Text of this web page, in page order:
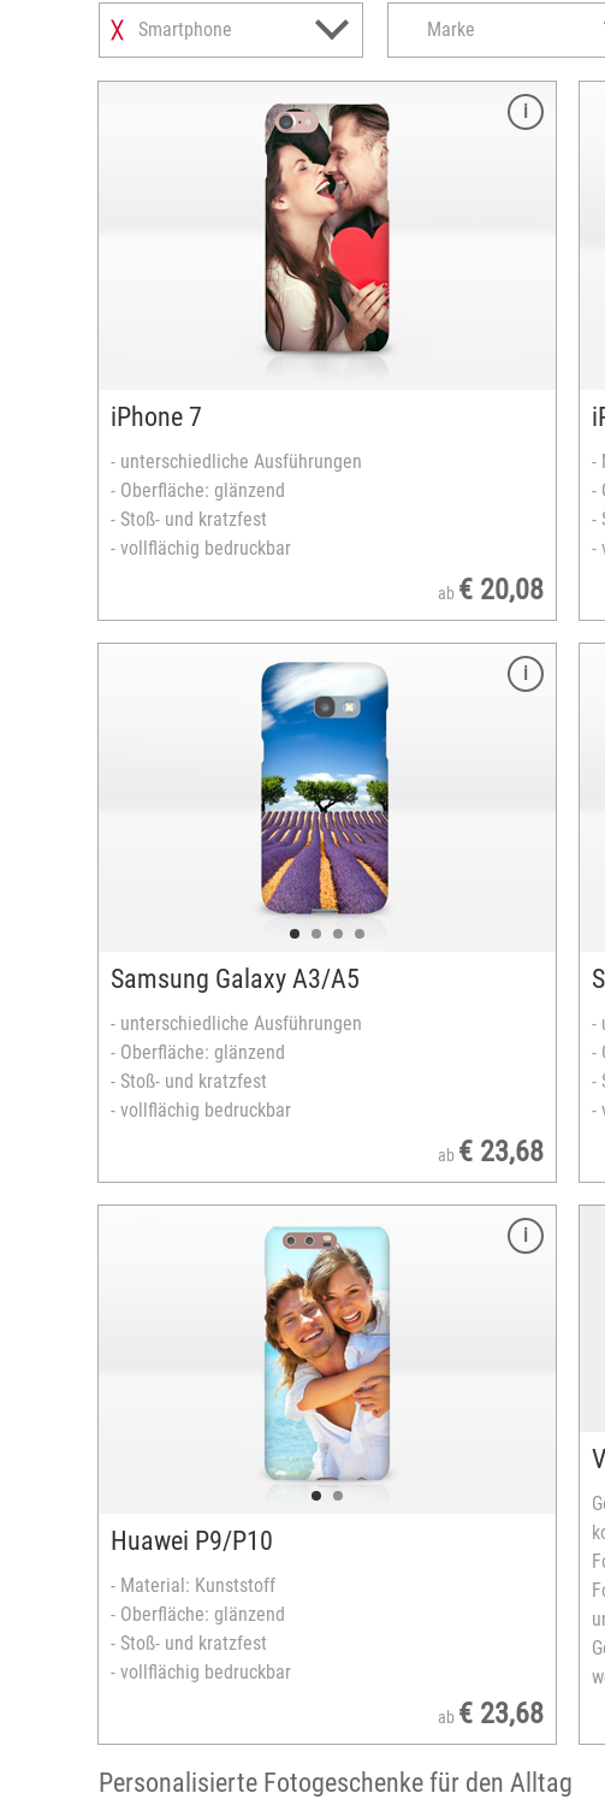
╳ Smartphone Marke
iPhone 7
- unterschiedliche Ausführungen
- Oberfläche: glänzend
- Stoß- und kratzfest
- vollflächig bedruckbar
ab € 20,08
-
-
-
-
- iPhone XR
- iPhone XS
- iPhone XS Max
unterschiedliche Ausführungen:
- Hard-Case, Material: Kunststoff
- Bumper-Case: Kunststoff inkl. Silikon-Innenteil
Stoß- und kratzfest
vollflächig bedruckbar
versandfertig in 2-5 Tagen
Samsung Galaxy A3/A5
- unterschiedliche Ausführungen
- Oberfläche: glänzend
- Stoß- und kratzfest
- vollflächig bedruckbar
ab € 23,68
-
-
-
-
- Galaxy S7 Edge
- Galaxy S8
unterschiedliche Ausführungen:
- Hard-Case, Material: Kunststoff
- Bumper-Case: Kunststoff inkl. Silikon-Innenteil
Oberfläche: glänzend
Stoß- und kratzfest
versandfertig in 2-5 Tagen
Huawei P9/P10
- Material: Kunststoff
- Oberfläche: glänzend
- Stoß- und kratzfest
- vollflächig bedruckbar
ab € 23,68
Personalisierte Fotogeschenke für den Alltag